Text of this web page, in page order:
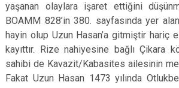
yaşanan olaylara işaret ettiğini
BOAMM 828’in 380. sayfasında yer
hayin olup Uzun Hasan’a gitmiştir hariç
kayıttır. Rize nahiyesine bağlı Çikara
sahibi de Kavazit/Kabasites ailesinin
Fakat Uzun Hasan 1473 yılında